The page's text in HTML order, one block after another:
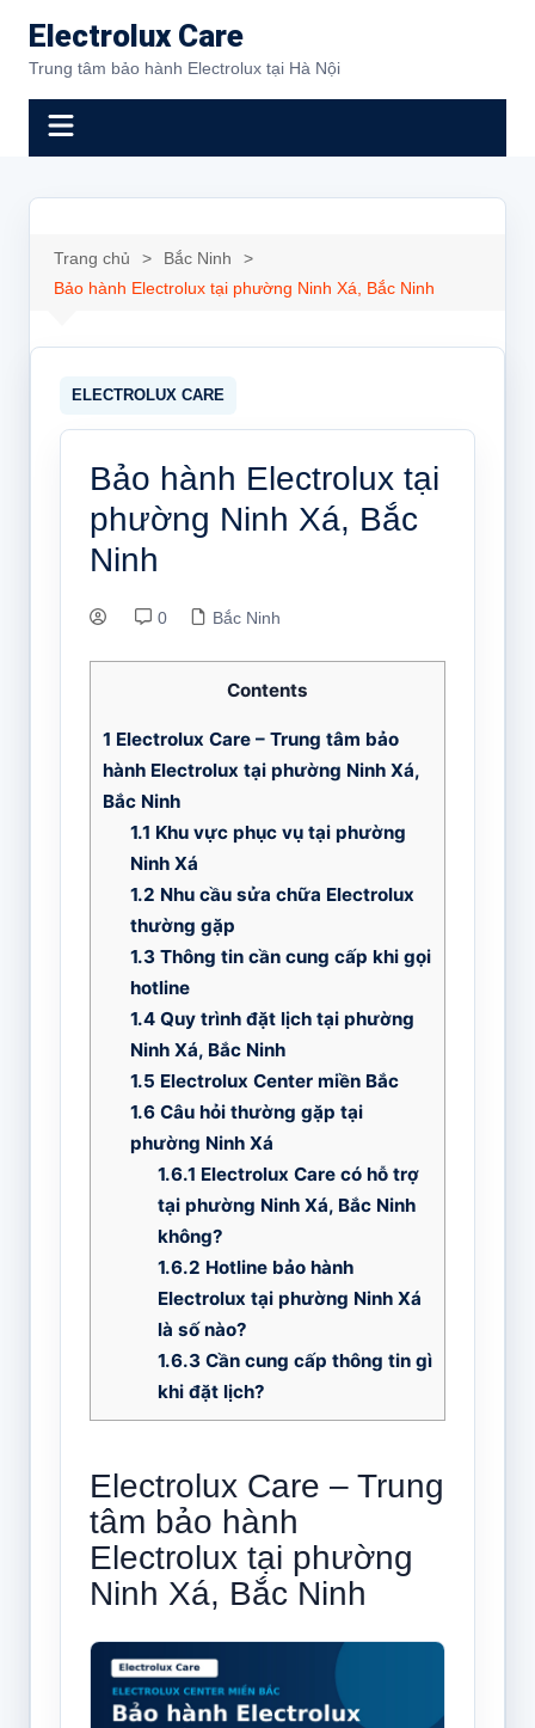
đến
phần
Electrolux Care
Trung tâm bảo hành Electrolux tại Hà Nội
Trang chủ
Bắc Ninh
Bảo hành Electrolux tại phường Ninh Xá, Bắc Ninh
Bảo hành Electrolux tại
phường Ninh Xá, Bắc
Ninh
0 Bắc Ninh
Contents
1 Electrolux Care – Trung tâm bảo
hành Electrolux tại phường Ninh Xá,
Bắc Ninh
1.1 Khu vực phục vụ tại phường
Ninh Xá
1.2 Nhu cầu sửa chữa Electrolux
thường gặp
1.3Thông tin cần cung cấp khi gọi
hotline
1.4Quy trình đặt lịch tại phường
Ninh Xá, Bắc Ninh
1.5 Electrolux Center miền Bắc
1.6Câu hỏi thường gặp tại
phường Ninh Xá
1.6.1 Electrolux Care có hỗ trợ
tại phường Ninh Xá, Bắc Ninh
không?
1.6.2 Hotline bảo hành
Electrolux tại phường Ninh Xá
là số nào?
1.6.3Cần cung cấp thông tin gì
khi đặt lịch?
Electrolux Care – Trung
tâm bảo hành
Electrolux tại phường
Ninh Xá, Bắc Ninh